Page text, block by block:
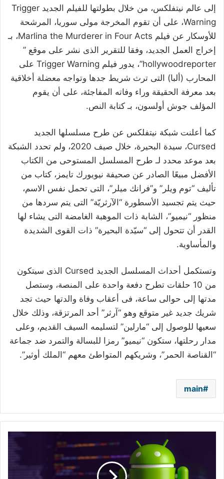
إلى عالم نيتفلكس، من خلال بطولتها للفيلم الجديد Trigger
Warning، على أن تقوم المخرجة مولى سوريا، المرشحة
للأوسكار عن فيلم Marlina the Murderer in Four Acts، بـ
إخراج العمل الجديد، وفقا للتقرير الذى نشر على موقع ”
hollywoodreporter”، يدور فيلم Trigger Warning على
المحارب (ألبا) التى ترث شريط جدها وتواجه معضلة أخلاقية
بعد معرفة الحقيقة وراء وفاته المفاجئة، على أن يقوم
المؤلف جوش أولسون، بـ كتابة النص.
كما أعلنت شبكة نيتفلكس عن طرح مسلسلها الجديد
Cursed، سيدة البحيرة، خلال صيف 2020، ولم تحدد الشبكة
بعد موعد محدد لـ طرح المسلسل المستوحى من الكتاب
الأفضل مبيعًا الصادر عن صحيفة نيويورك تايمز، كتاب من
تأليف “توم ويلر” و”فرانك ميلر”، التى تحمل نفس الاسم،
حيث يتم تجسيد الأسطورة “الآرثريّة” التى يتم سردها من
منظور “نيميو”، الشابة ذات الموهبة الغامضة التى يشاء لها
القدر أن تتحول إلى “سيّدة البحيرة” ذات القوى الشديدة
والمأساوية.
وتستكمل أحداث المسلسل الجديد Cursed الذى سيتكون
من 10 حلقات تطرح دفعة واحدة على المنصة، وستصل
مدتها إلى حوالى ساعة، فى أعقاب وفاة والدتها حيث تجد
شريك جديد غير متوقع وهو “آرثر” أحد المرتزقة، وذلك خلال
سعيها للوصول إلى “مارلين” لتسليمه السيف القديم، وعلى
مدار رحلتها، ستكون “نيميو” رمزا للبسالة والتمرد ضد جماعة
“القناصة الحمر”، وشريكهم المتواطئ معهم “الملك أوثير”.
main